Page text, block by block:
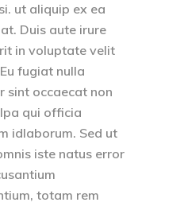
ut aliquip ex ea
Duis aute irure
in voluptate velit
fugiat nulla
sint occaecat non
qui officia
idlaborum. Sed ut
iste natus error
totam rem